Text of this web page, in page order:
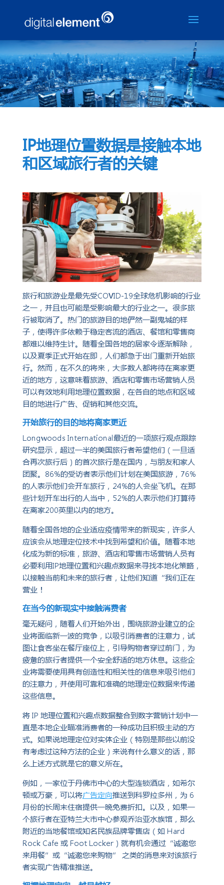
新闻
IP地理位置数据是接触本地
和区域旅行者的关键
旅行和旅游业是最先受COVID-19全球危机影响的行业
之一，并且也可能是受影响最大的行业之一。很多旅
行被取消了。热门的旅游目的地俨然一副鬼城的样
子，使得许多依赖于稳定客流的酒店、餐馆和零售商
都难以维持生计。随着全国各地的居家令逐渐解除，
以及夏季正式开始在即，人们都急于出门重新开始旅
行。然而，在不久的将来，大多数人都将待在离家更
近的地方，这意味着旅游、酒店和零售市场营销人员
可以有效地利用地理位置数据，在各自的地点和区域
目的地进行广告、促销和其他交流。
开始旅行的目的地将离家更近
Longwoods International最近的一项旅行观点跟踪
研究显示，超过一半的美国旅行者希望他们（一旦适
合再次旅行后）的首次旅行是在国内，与朋友和家人
团聚。86%的受访者表示他们计划在美国旅游，76%
的人表示他们会开车旅行，24%的人会坐飞机。在那
些计划开车出行的人当中，52%的人表示他们打算待
在离家200英里以内的地方。
随着全国各地的企业适应疫情带来的新现实，许多人
应该会从地理定位技术中找到希望和价值。随着本地
化成为新的标准，旅游、酒店和零售市场营销人员有
必要利用IP地理位置和兴趣点数据来寻找本地化策略，
以接触当前和未来的旅行者，让他们知道“我们正在
营业！
在当今的新现实中接触消费者
毫无疑问，随着人们开始外出，围绕旅游业建立的企
业将面临新一波的竞争，以吸引消费者的注意力，试
图让食客坐在餐厅座位上，引导购物者穿过前门，为
疲惫的旅行者提供一个安全舒适的地方休息。这些企
业将需要使用具有创造性和相关性的信息来吸引他们
的注意力，并使用可靠和准确的地理定位数据来传递
这些信息。
将 IP 地理位置和兴趣点数据整合到数字营销计划中一
直是本地企业瞄准消费者的一种成功且积极主动的方
式。如果说地理定位对实体企业（特别是那些以前没
有考虑过这种方法的企业）来说有什么意义的话，那
么上述方式就是它的意义所在。
例如，一家位于丹佛市中心的大型连锁酒店，如希尔
顿或万豪，可以将广告定向推送到科罗拉多州，为 6
月份的长周末住宿提供一晚免费折扣。以及，如果一
个旅行者在亚特兰大市中心参观乔治亚水族馆，那么
附近的当地餐馆或知名民族品牌零售店（如 Hard
Rock Cafe 或 Foot Locker）就有机会通过“诚邀您
来用餐”或“诚邀您来购物” 之类的消息来对该旅行
者实现广告精准推送。